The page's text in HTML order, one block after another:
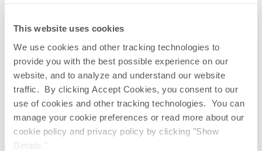
This website uses cookies
We use cookies and other tracking technologies to
provide you with the best possible experience on our
website, and to analyze and understand our website
traffic. By clicking Accept Cookies, you consent to our
use of cookies and other tracking technologies. You can
manage your cookie preferences or read more about our
cookie policy and privacy policy by clicking "Show
Details."
Scheibenfilter
Dimensionen der erhältlichen
Konfigurationen